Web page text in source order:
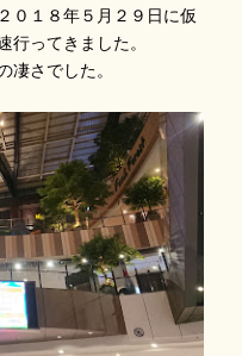
０１８年５月２９日に仮
行ってきました。
凄さでした。